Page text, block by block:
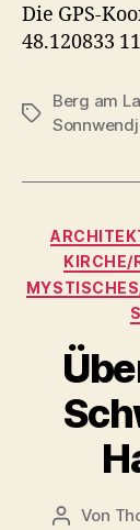
Die GPS-
48.120833
Schlagwörter
Berg am
KIRCHE/
Von